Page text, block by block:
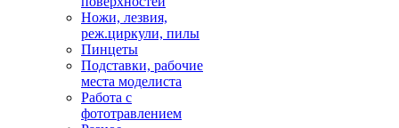
Ножи, лезвия,
реж.циркули, пилы
Пинцеты
Подставки, рабочие
места моделиста
Работа с
фототравлением